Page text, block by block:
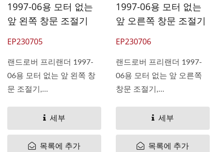
1997-06용 모터 없는
앞 왼쪽 창문 조절기
EP230705
랜드로버 프리랜더 1997-
06용 모터 없는 앞 왼쪽 창
문 조절기,
CUH000032 LR006372
Pan...
세부
목록에 추가
1997-06용 모터 없는
앞 오른쪽 창문 조절기
EP230706
랜드로버 프리랜더 1997-
06용 모터 없는 앞 오른쪽
창문 조절기,
CUH000023 LR006371
Pan...
세부
목록에 추가